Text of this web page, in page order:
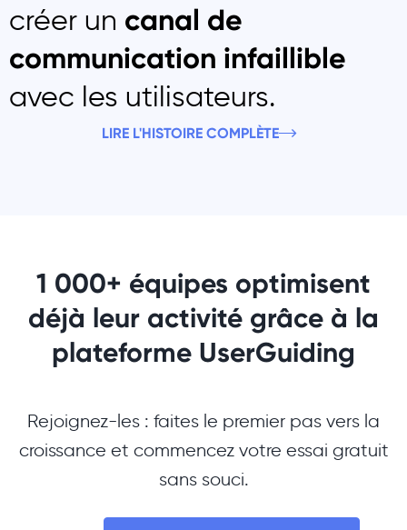
créer un canal de
communication infaillible
avec les utilisateurs.
LIRE L'HISTOIRE COMPLÈTE
1 000+ équipes optimisent
déjà leur activité grâce à la
plateforme UserGuiding
Rejoignez-les : faites le premier pas vers la
croissance et commencez votre essai gratuit
sans souci.